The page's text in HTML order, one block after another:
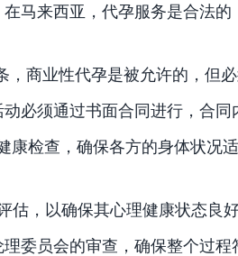
马来西亚，代孕服务是合法的
商业性代孕是被允许的，但
必须通过书面合同进行，合
康检查，确保各方的身体状况
估，以确保其心理健康状态良
委员会的审查，确保整个过